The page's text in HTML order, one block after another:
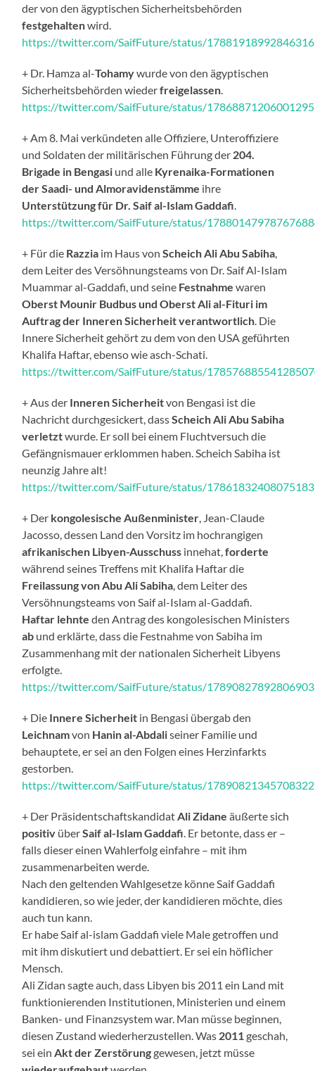
der von den ägyptischen Sicherheitsbehörden
festgehaltenwird.
https://twitter.com/SaifFuture/status/
+ Dr. Hamza al-Tohamywurde von den ägyptischen
Sicherheitsbehörden wiederfreigelassen
https://twitter.com/SaifFuture/status/
+ Am 8. Mai verkündeten alle Offiziere, Unteroffiziere
und Soldaten der militärischen Führung der 204.
Brigade in Bengasi und alle Kyrenaika-Formationen
der Saadi- und Almoravidenstämme ihre
Unterstützung für Dr. Saif al-IslamGaddafi
https://twitter.com/SaifFuture/status/
+ Für die Razzia im Haus vonScheich Ali Abu Sabiha
dem Leiter des Versöhnungsteams von Dr. Saif Al-Islam
Muammar al-Gaddafi, und seine Festnahme waren
Oberst Mounir Budbus und Oberst Ali al-Fituri im
Auftrag der Inneren Sicherheit verantwortlich . Die
Innere Sicherheit gehört zu dem von den USA geführten
Khalifa Haftar, ebenso wie asch-Schati.
https://twitter.com/SaifFuture/status/
+ Aus der Inneren Sicherheitvon Bengasi ist die
Nachricht durchgesickert, dassScheich Ali Abu Sabiha
verletztwurde. Er soll bei einem Fluchtversuch die
Gefängnismauer erklommen haben. Scheich Sabiha ist
neunzig Jahre alt!
https://twitter.com/SaifFuture/status/
+ Der kongolesische Außenminister , Jean-Claude
Jacosso, dessen Land den Vorsitz im hochrangigen
afrikanischen Libyen-Ausschuss innehat,forderte
während seines Treffens mit Khalifa Haftar die
Freilassung von Abu Ali Sabiha , dem Leiter des
Versöhnungsteams von Saif al-Islam al-Gaddafi.
Haftar lehnte den Antrag des kongolesischen Ministers
ab und erklärte, dass die Festnahme von Sabiha im
Zusammenhang mit der nationalen Sicherheit Libyens
erfolgte.
https://twitter.com/SaifFuture/status/
+ Die Innere Sicherheit in Bengasi übergab den
Leichnamvon Hanin al-Abdaliseiner Familie und
behauptete, er sei an den Folgen eines Herzinfarkts
gestorben.
https://twitter.com/SaifFuture/status/
+ Der Präsidentschaftskandidat Ali Zidane äußerte sich
positiv überSaif al-Islam Gaddafi . Er betonte, dass er –
falls dieser einen Wahlerfolg einfahre – mit ihm
zusammenarbeiten werde.
Nach den geltenden Wahlgesetze könne Saif Gaddafi
kandidieren, so wie jeder, der kandidieren möchte, dies
auch tun kann.
Er habe Saif al-islam Gaddafi viele Male getroffen und
mit ihm diskutiert und debattiert. Er sei ein höflicher
Mensch.
Ali Zidan sagte auch, dass Libyen bis 2011 ein Land mit
funktionierenden Institutionen, Ministerien und einem
Banken- und Finanzsystem war. Man müsse beginnen,
diesen Zustand wiederherzustellen. Was 2011 geschah,
sei ein Akt der Zerstörunggewesen, jetzt müsse